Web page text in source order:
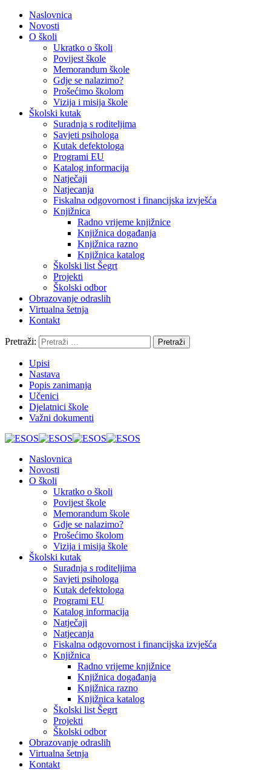
Naslovnica
Novosti
O školi
Ukratko o školi
Povijest škole
Memorandum škole
Gdje se nalazimo?
Prošećimo školom
Vizija i misija škole
Školski kutak
Suradnja s roditeljima
Savjeti psihologa
Kutak defektologa
Programi EU
Katalog informacija
Natječaji
Natjecanja
Fiskalna odgovornost i financijska izvješća
Knjižnica
Radno vrijeme knjižnice
Knjižnica događanja
Knjižnica razno
Knjižnica katalog
Školski list Šegrt
Projekti
Školski odbor
Obrazovanje odraslih
Virtualna šetnja
Kontakt
Pretraži:
Upisi
Nastava
Popis zanimanja
Učenici
Djelatnici škole
Važni dokumenti
Naslovnica
Novosti
O školi
Ukratko o školi
Povijest škole
Memorandum škole
Gdje se nalazimo?
Prošećimo školom
Vizija i misija škole
Školski kutak
Suradnja s roditeljima
Savjeti psihologa
Kutak defektologa
Programi EU
Katalog informacija
Natječaji
Natjecanja
Fiskalna odgovornost i financijska izvješća
Knjižnica
Radno vrijeme knjižnice
Knjižnica događanja
Knjižnica razno
Knjižnica katalog
Školski list Šegrt
Projekti
Školski odbor
Obrazovanje odraslih
Virtualna šetnja
Kontakt